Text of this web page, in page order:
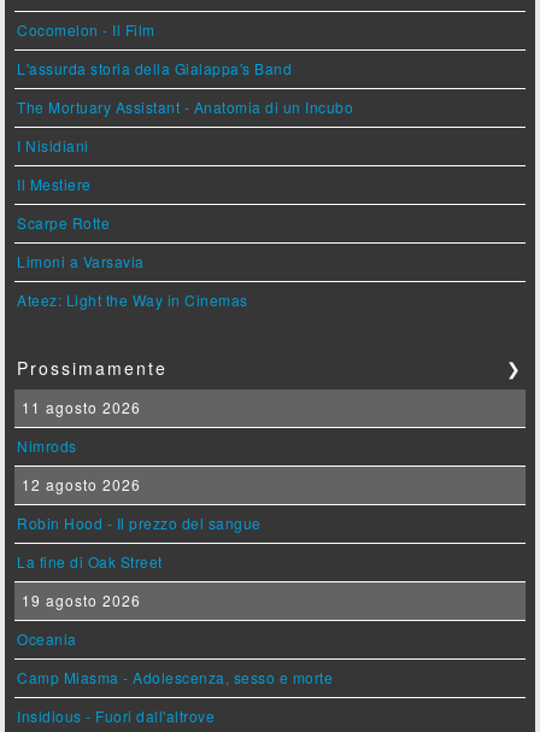
Cocomelon - Il Film
L'assurda storia della Gialappa's Band
The Mortuary Assistant - Anatomia di un Incubo
I Nisidiani
Il Mestiere
Scarpe Rotte
Limoni a Varsavia
Ateez: Light the Way in Cinemas
Prossimamente ❯
11 agosto 2026
Nimrods
12 agosto 2026
Robin Hood - Il prezzo del sangue
La fine di Oak Street
19 agosto 2026
Oceania
Camp Miasma - Adolescenza, sesso e morte
Insidious - Fuori dall'altrove